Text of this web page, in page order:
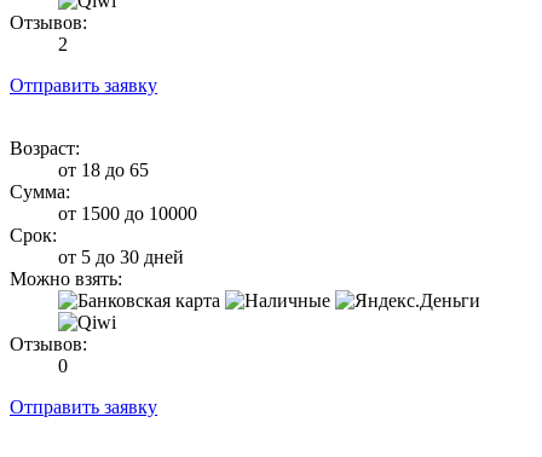
Отзывов:
2
Отправить заявку
Возраст:
от 18 до 65
Сумма:
от 1500 до 10000
Срок:
от 5 до 30 дней
Можно взять:
Отзывов:
0
Отправить заявку